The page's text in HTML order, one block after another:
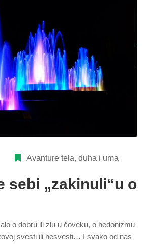
Avanture tela, duha i uma
sebi „zakinuli“u o
o dobru ili zlu u čoveku, o hedonizmu
svesti ili nesvesti… I svako od nas